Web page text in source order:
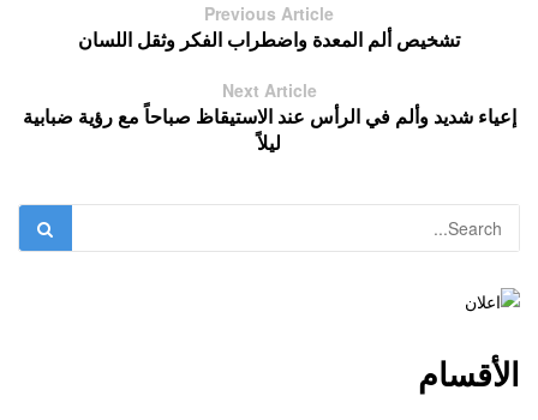
Previous Article
تشخيص ألم المعدة واضطراب الفكر وثقل اللسان
Next Article
إعياء شديد وألم في الرأس عند الاستيقاظ صباحاً مع رؤية ضبابية
ليلاً
الأقسام